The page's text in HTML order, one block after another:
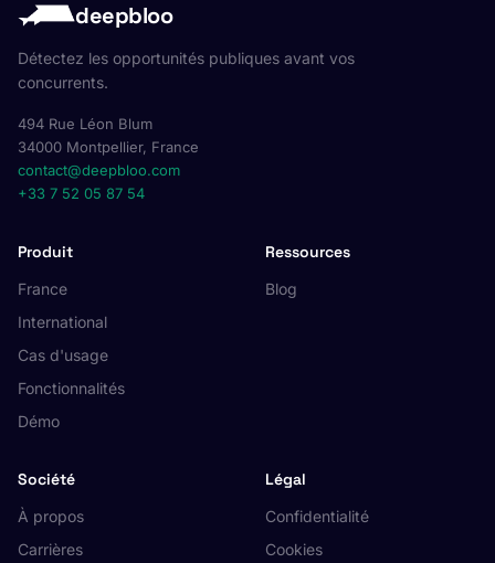
deepbloo
Détectez les opportunités publiques avant vos
concurrents.
494 Rue Léon Blum
34000 Montpellier, France
contact@deepbloo.com
+33 7 52 05 87 54
Produit
France
International
Cas d'usage
Fonctionnalités
Démo
Ressources
Blog
Société
À propos
Carrières
Légal
Confidentialité
Cookies